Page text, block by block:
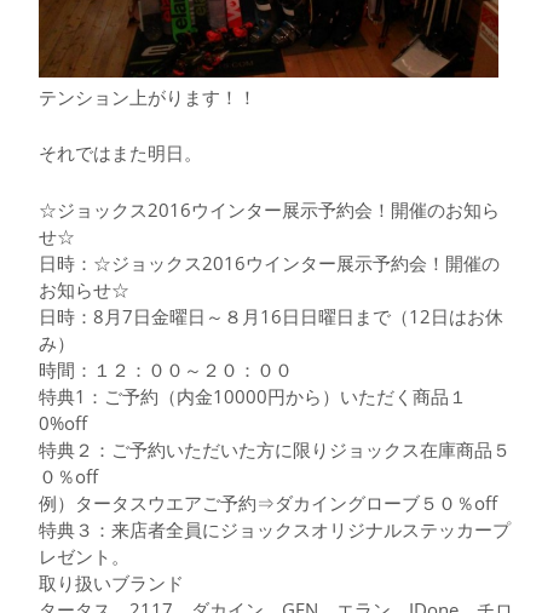
テンション上がります！！
それではまた明日。
☆ジョックス2016ウインター展示予約会！開催のお知ら
せ☆
日時：☆ジョックス2016ウインター展示予約会！開催の
お知らせ☆
日時：8月7日金曜日～８月16日日曜日まで（12日はお休
み）
時間：１２：００～２０：００
特典1：ご予約（内金10000円から）いただく商品１
0%off
特典２：ご予約いただいた方に限りジョックス在庫商品５
０％off
例）タータスウエアご予約⇒ダカイングローブ５０％off
特典３：来店者全員にジョックスオリジナルステッカープ
レゼント。
取り扱いブランド